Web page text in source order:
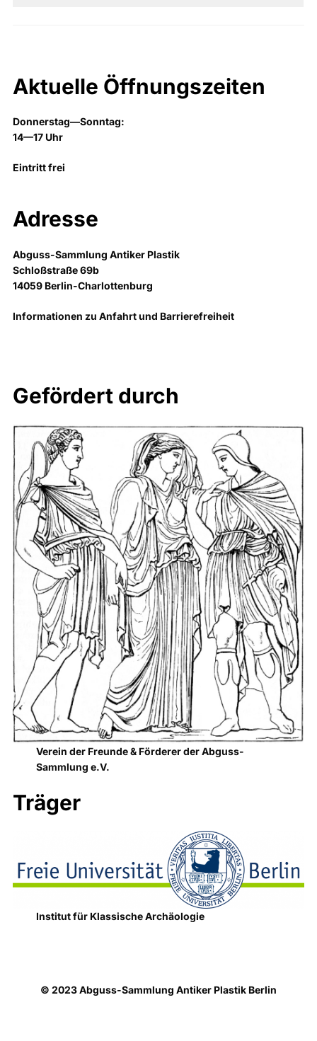
Aktuelle Öffnungszeiten
Donnerstag—Sonntag:
14—17 Uhr
Eintritt frei
Adresse
Abguss-Sammlung Antiker Plastik
Schloßstraße 69b
14059 Berlin-Charlottenburg
Informationen zu Anfahrt und Barrierefreiheit
Gefördert durch
Verein der Freunde & Förderer der Abguss-
Sammlung e.V.
Träger
Institut für Klassische Archäologie
© 2023 Abguss-Sammlung Antiker Plastik Berlin